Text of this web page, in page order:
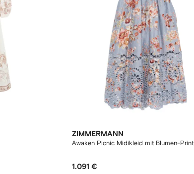
ZIMMERMANN
Awaken Picnic Midikleid mit Blumen-Print
1.091 €